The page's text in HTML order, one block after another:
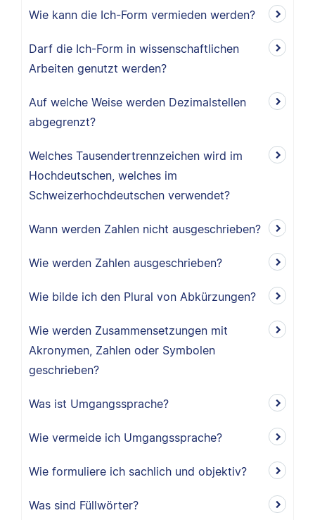
Wie kann die Ich-Form vermieden werden?
Darf die Ich-Form in wissenschaftlichen
Arbeiten genutzt werden?
Auf welche Weise werden Dezimalstellen
abgegrenzt?
Welches Tausendertrennzeichen wird im
Hochdeutschen, welches im
Schweizerhochdeutschen verwendet?
Wann werden Zahlen nicht ausgeschrieben?
Wie werden Zahlen ausgeschrieben?
Wie bilde ich den Plural von Abkürzungen?
Wie werden Zusammensetzungen mit
Akronymen, Zahlen oder Symbolen
geschrieben?
Was ist Umgangssprache?
Wie vermeide ich Umgangssprache?
Wie formuliere ich sachlich und objektiv?
Was sind Füllwörter?